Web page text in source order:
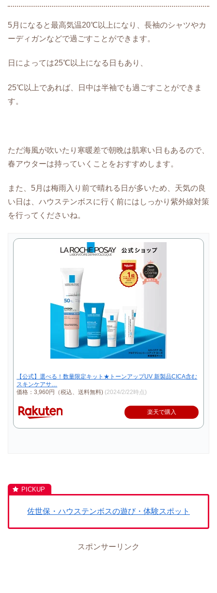
5月になると最高気温20℃以上になり、長袖のシャツやカ
ーディガンなどで過ごすことができます。
日によっては25℃以上になる日もあり、
25℃以上であれば、日中は半袖でも過ごすことができま
す。
ただ海風が吹いたり寒暖差で朝晩は肌寒い日もあるので、
春アウターは持っていくことをおすすめします。
また、5月は梅雨入り前で晴れる日が多いため、天気の良
い日は、ハウステンボスに行く前にはしっかり紫外線対策
を行ってくださいね。
【公式】選べる！数量限定キット★トーンアップUV 新製品CICA含む
スキンケアサ…
価格：3,960円（税込、送料無料) (2024/2/22時点)
楽天で購入
佐世保・ハウステンボスの遊び・体験スポット
スポンサーリンク